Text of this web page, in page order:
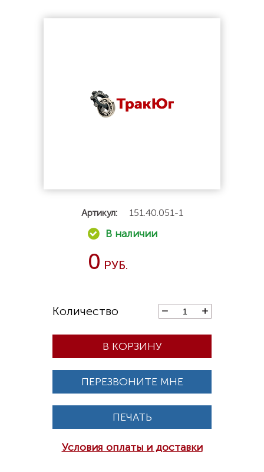
Артикул: 151.40.051-1
0
В КОРЗИНУ
ПЕРЕЗВОНИТЕ МНЕ
ПЕЧАТЬ
Условия оплаты и доставки